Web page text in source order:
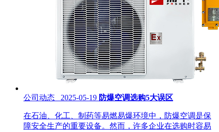
公司动态 2025-05-19 防爆空调选购5大误区
在石油、化工、制药等易燃易爆环境中，防爆空调是保
障安全生产的重要设备。然而，许多企业在选购时容易